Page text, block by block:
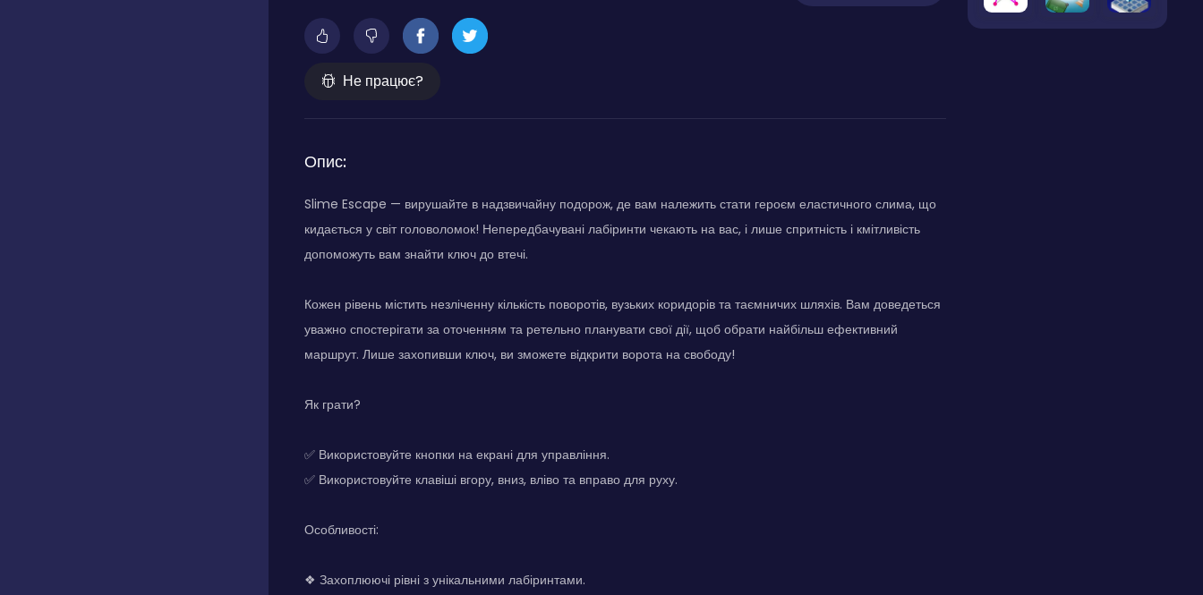
Не працює?
Опис:
Slime Escape — вирушайте в надзвичайну подорож, де вам належить стати героєм еластичного слима, що
кидається у світ головоломок! Непередбачувані лабіринти чекають на вас, і лише спритність і кмітливість
допоможуть вам знайти ключ до втечі.
Кожен рівень містить незліченну кількість поворотів, вузьких коридорів та таємничих шляхів. Вам доведеться
уважно спостерігати за оточенням та ретельно планувати свої дії, щоб обрати найбільш ефективний
маршрут. Лише захопивши ключ, ви зможете відкрити ворота на свободу!
Як грати?
✅ Використовуйте кнопки на екрані для управління.
✅ Використовуйте клавіші вгору, вниз, вліво та вправо для руху.
Особливості:
❖ Захоплюючі рівні з унікальними лабіринтами.